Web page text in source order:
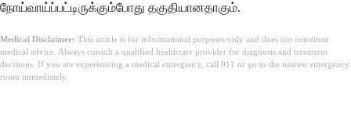
நோய்வாய்ப்பட்டிருக்கும்போது தகுதியானதாகும்.
Medical Disclaimer: This article is for informational purposes only and does not constitute
medical advice. Always consult a qualified healthcare provider for diagnosis and treatment
decisions. If you are experiencing a medical emergency, call 911 or go to the nearest emergency
room immediately.